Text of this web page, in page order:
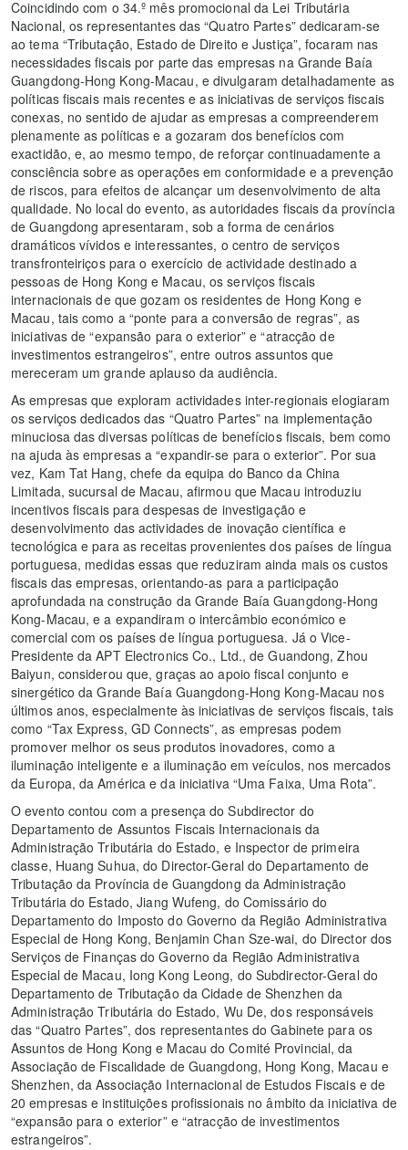
Coincidindo com o 34.º mês promocional da Lei Tributária
Nacional, os representantes das “Quatro Partes” dedicaram-se
ao tema “Tributação, Estado de Direito e Justiça”, focaram nas
necessidades fiscais por parte das empresas na Grande Baía
Guangdong-Hong Kong-Macau, e divulgaram detalhadamente as
políticas fiscais mais recentes e as iniciativas de serviços fiscais
conexas, no sentido de ajudar as empresas a compreenderem
plenamente as políticas e a gozaram dos benefícios com
exactidão, e, ao mesmo tempo, de reforçar continuadamente a
consciência sobre as operações em conformidade e a prevenção
de riscos, para efeitos de alcançar um desenvolvimento de alta
qualidade. No local do evento, as autoridades fiscais da província
de Guangdong apresentaram, sob a forma de cenários
dramáticos vívidos e interessantes, o centro de serviços
transfronteiriços para o exercício de actividade destinado a
pessoas de Hong Kong e Macau, os serviços fiscais
internacionais de que gozam os residentes de Hong Kong e
Macau, tais como a “ponte para a conversão de regras”, as
iniciativas de “expansão para o exterior” e “atracção de
investimentos estrangeiros”, entre outros assuntos que
mereceram um grande aplauso da audiência.
As empresas que exploram actividades inter-regionais elogiaram
os serviços dedicados das “Quatro Partes” na implementação
minuciosa das diversas políticas de benefícios fiscais, bem como
na ajuda às empresas a “expandir-se para o exterior”. Por sua
vez, Kam Tat Hang, chefe da equipa do Banco da China
Limitada, sucursal de Macau, afirmou que Macau introduziu
incentivos fiscais para despesas de investigação e
desenvolvimento das actividades de inovação científica e
tecnológica e para as receitas provenientes dos países de língua
portuguesa, medidas essas que reduziram ainda mais os custos
fiscais das empresas, orientando-as para a participação
aprofundada na construção da Grande Baía Guangdong-Hong
Kong-Macau, e a expandiram o intercâmbio económico e
comercial com os países de língua portuguesa. Já o Vice-
Presidente da APT Electronics Co., Ltd., de Guandong, Zhou
Baiyun, considerou que, graças ao apoio fiscal conjunto e
sinergético da Grande Baía Guangdong-Hong Kong-Macau nos
últimos anos, especialmente às iniciativas de serviços fiscais, tais
como “Tax Express, GD Connects”, as empresas podem
promover melhor os seus produtos inovadores, como a
iluminação inteligente e a iluminação em veículos, nos mercados
da Europa, da América e da iniciativa “Uma Faixa, Uma Rota”.
O evento contou com a presença do Subdirector do
Departamento de Assuntos Fiscais Internacionais da
Administração Tributária do Estado, e Inspector de primeira
classe, Huang Suhua, do Director-Geral do Departamento de
Tributação da Província de Guangdong da Administração
Tributária do Estado, Jiang Wufeng, do Comissário do
Departamento do Imposto do Governo da Região Administrativa
Especial de Hong Kong, Benjamin Chan Sze-wai, do Director dos
Serviços de Finanças do Governo da Região Administrativa
Especial de Macau, Iong Kong Leong, do Subdirector-Geral do
Departamento de Tributação da Cidade de Shenzhen da
Administração Tributária do Estado, Wu De, dos responsáveis
das “Quatro Partes”, dos representantes do Gabinete para os
Assuntos de Hong Kong e Macau do Comité Provincial, da
Associação de Fiscalidade de Guangdong, Hong Kong, Macau e
Shenzhen, da Associação Internacional de Estudos Fiscais e de
20 empresas e instituições profissionais no âmbito da iniciativa de
“expansão para o exterior” e “atracção de investimentos
estrangeiros”.